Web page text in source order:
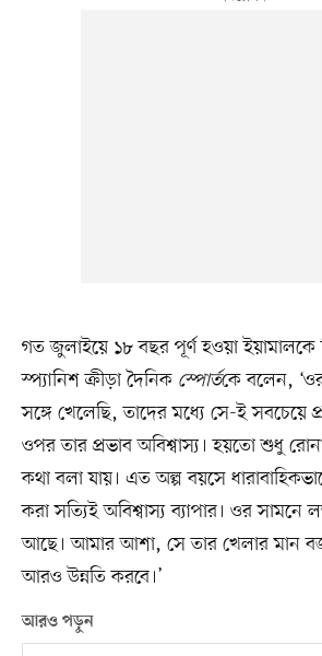
গত জুলাইয়ে ১৮ বছর পূর্ণ হওয়া ইয়ামালকে
স্প্যানিশ ক্রীড়া দৈনিক স্পোর্তকে বলেন,
সঙ্গে খেলেছি, তাদের মধ্যে সে-ই সবচেয়ে
ওপর তার প্রভাব অবিশ্বাস্য। হয়তো শুধু
কথা বলা যায়। এত অল্প বয়সে
করা সত্যিই অবিশ্বাস্য ব্যাপার। ওর সামনে
আছে। আমার আশা, সে তার খেলার মান
আরও উন্নতি করবে।’
আরও পড়ুন